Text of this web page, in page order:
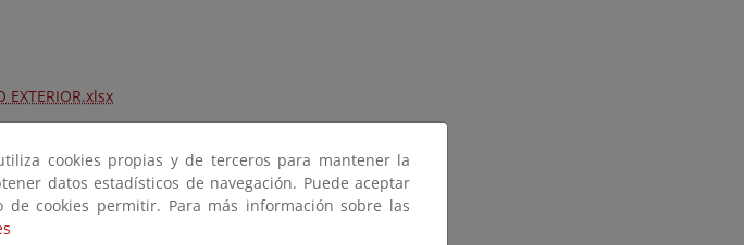
EXTERIOR.xlsx
cookies propias y de terceros para mantener la
datos estadísticos de navegación. Puede aceptar
cookies permitir. Para más información sobre las